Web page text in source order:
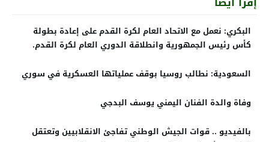
البكري: نعمل مع الاتحاد العام لكرة القدم على إعادة بطولة
كأس رئيس الجمهورية وانطلاقة الدوري العام لكرة القدم.
السعودية: نطالب روسيا بوقف عملياتها العسكرية في سوري
وفاة والدة الفنان اليمني يوسف البدجي
بالفيديو .. قوات الجيش الوطني تفاجئ الانقلابيين وتعتقل